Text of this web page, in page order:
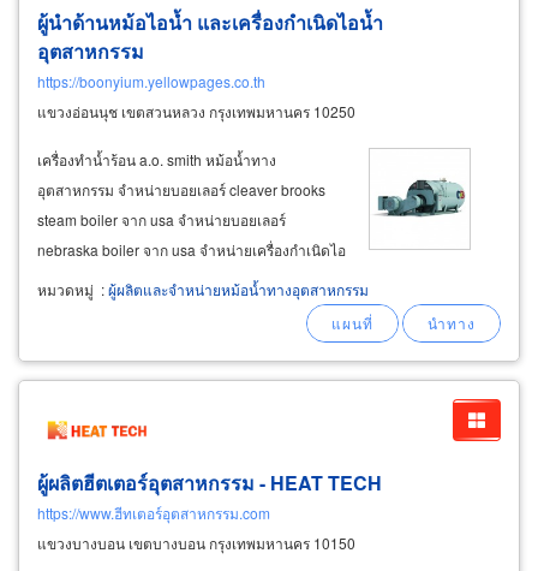
ผู้นำด้านหม้อไอน้ำ และเครื่องกำเนิดไอน้ำ
อุตสาหกรรม
https://boonyium.yellowpages.co.th
แขวงอ่อนนุช เขตสวนหลวง กรุงเทพมหานคร 10250
เครื่องทำน้ำร้อน a.o. smith หม้อน้ำทาง
อุตสาหกรรม จำหน่ายบอยเลอร์ cleaver brooks
steam boiler จาก usa จำหน่ายบอยเลอร์
nebraska boiler จาก usa จำหน่ายเครื่องกำเนิดไอ
น้ำ fulton boiler จาก usa จำหน่ายเครื่องกำเนิดไอ
น้ำ kawasaki boiler จาก japan จำหน่ายเครื่องทำ
หมวดหมู่ :ผู้ผลิตและจำหน่ายหม้อน้ำทางอุตสาหกรรม
ผู้ผลิตฮีตเตอร์อุตสาหกรรม - HEAT TECH
https://www.ฮีทเตอร์อุตสาหกรรม.com
แขวงบางบอน เขตบางบอน กรุงเทพมหานคร 10150